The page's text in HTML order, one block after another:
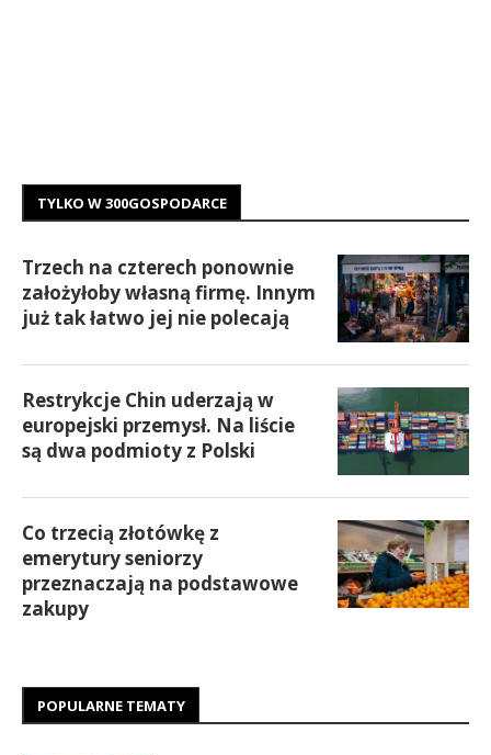
TYLKO W 300GOSPODARCE
Trzech na czterech ponownie
założyłoby własną firmę. Innym
już tak łatwo jej nie polecają
Restrykcje Chin uderzają w
europejski przemysł. Na liście
są dwa podmioty z Polski
Co trzecią złotówkę z
emerytury seniorzy
przeznaczają na podstawowe
zakupy
POPULARNE TEMATY